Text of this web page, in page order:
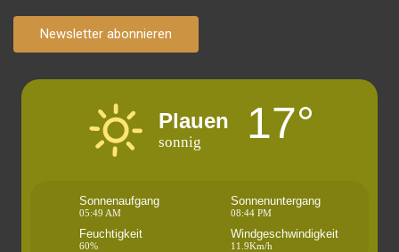
Newsletter abonnieren
Plauen
sonnig 17°
Sonnenaufgang
05:49 AM
Sonnenuntergang
08:44 PM
Feuchtigkeit
60%
Windgeschwindigkeit
11.9Km/h